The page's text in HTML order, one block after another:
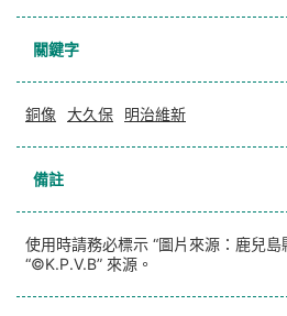
關鍵字
銅像 大久保 明治維新
備註
使用時請務必標示 “圖片來源：鹿兒島
“©K.P.V.B” 來源。